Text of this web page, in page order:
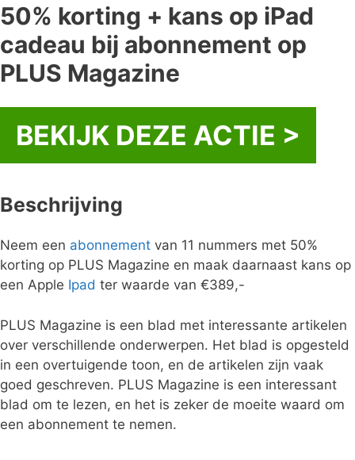
50% korting + kans op iPad
cadeau bij abonnement op
PLUS Magazine
BEKIJK DEZE ACTIE >
Beschrijving
Neem een abonnement van 11 nummers met 50%
korting op PLUS Magazine en maak daarnaast kans op
een Apple Ipad ter waarde van €389,-
PLUS Magazine is een blad met interessante artikelen
over verschillende onderwerpen. Het blad is opgesteld
in een overtuigende toon, en de artikelen zijn vaak
goed geschreven. PLUS Magazine is een interessant
blad om te lezen, en het is zeker de moeite waard om
een abonnement te nemen.